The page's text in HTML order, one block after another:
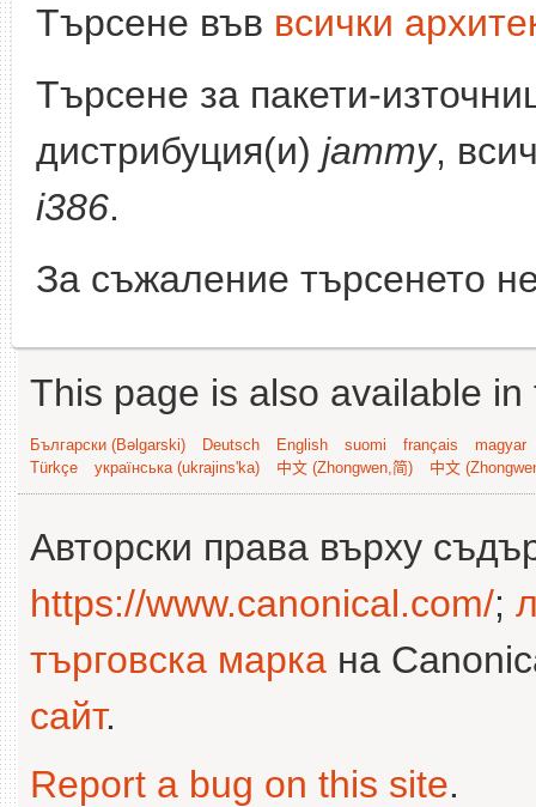
Търсене във всички
Търсене за пакети-
дистрибуция(и) jammy,
i386.
За съжаление търсенето
This page is also available
Български (Bəlgarski) Deutsch English suomi français
magyar
Türkçe
українська (ukrajins'ka) 中文 (Zhongwen,简) 中文
Авторски права върху
https://www.canonical.com/;
търговска марка на
сайт.
Report a bug on this site.